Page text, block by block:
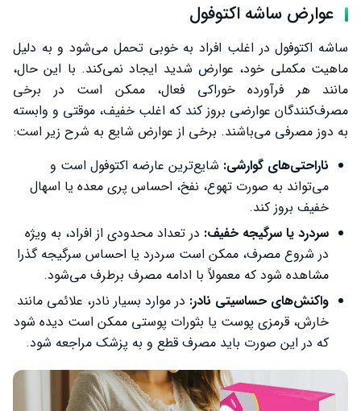
عوارض ساشه اکتوفول
ساشه اکتوفول در اغلب افراد به‌ خوبی تحمل می‌شود و به دلیل
ماهیت مکملی خود، عوارض شدید ایجاد نمی‌کند. با این حال،
مانند هر فرآورده خوراکی فعال، ممکن است در برخی
مصرف‌کنندگان عوارضی بروز کند که اغلب خفیف، موقتی و وابسته
به دوز مصرفی می‌باشند. برخی از عوارض شایع به شرح زیر است:
ناراحتی‌های گوارشی: شایع‌ترین عارضه اکتوفول است و
می‌تواند به صورت تهوع، نفخ، احساس پری معده یا اسهال
خفیف بروز کند.
سردرد یا سرگیجه خفیف: در تعداد محدودی از افراد، به‌ ویژه
در شروع مصرف، ممکن است سردرد یا احساس سرگیجه گذرا
مشاهده شود که معمولاً با ادامه مصرف برطرف می‌شود.
واکنش‌های حساسیتی نادر: در موارد بسیار نادر، علائمی مانند
خارش، قرمزی پوست یا بثورات پوستی ممکن است دیده شود
که در این صورت باید مصرف قطع و به پزشک مراجعه شود.